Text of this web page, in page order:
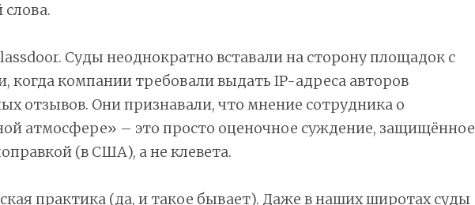
слова.
Суды неоднократно вставали на сторону площадок с
когда компании требовали выдать IP-адреса авторов
отзывов. Они признавали, что мнение сотрудника о
атмосфере» – это просто оценочное суждение, защищённое
(в США), а не клевета.
практика (да, и такое бывает). Даже в наших широтах суды